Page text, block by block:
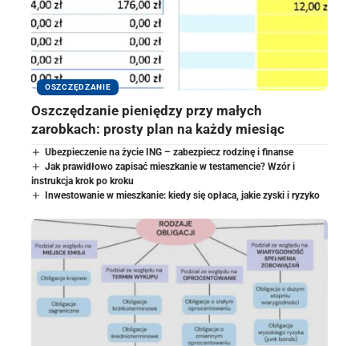
OSZCZĘDZANIE
Oszczędzanie pieniędzy przy małych
zarobkach: prosty plan na każdy miesiąc
Ubezpieczenie na życie ING – zabezpiecz rodzinę i finanse
Jak prawidłowo zapisać mieszkanie w testamencie? Wzór i
instrukcja krok po kroku
Inwestowanie w mieszkanie: kiedy się opłaca, jakie zyski i ryzyko